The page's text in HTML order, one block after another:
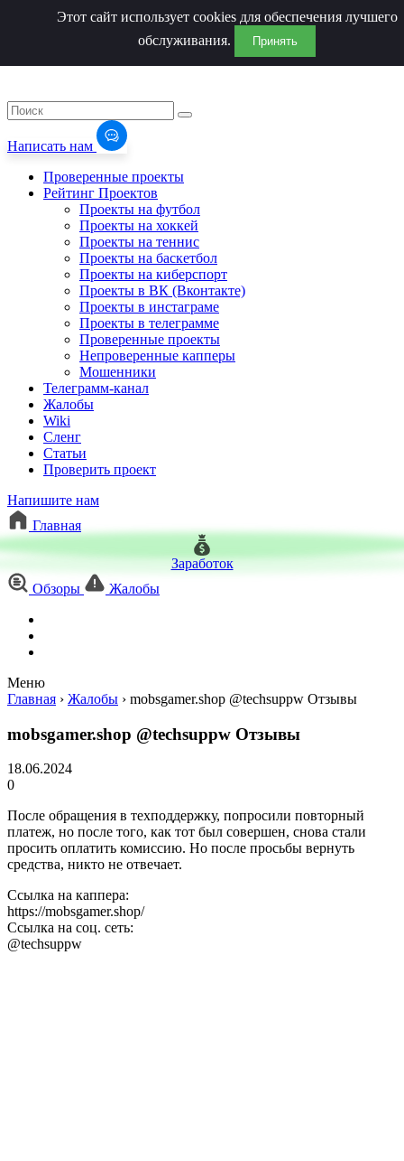
Написать нам
Проверенные проекты
Рейтинг Проектов
Проекты на футбол
Проекты на хоккей
Проекты на теннис
Проекты на баскетбол
Проекты на киберспорт
Проекты в ВК (Вконтакте)
Проекты в инстаграме
Проекты в телеграмме
Проверенные проекты
Непроверенные капперы
Мошенники
Телеграмм-канал
Жалобы
Wiki
Сленг
Статьи
Проверить проект
Напишите нам
Главная
Заработок
Обзоры
Жалобы
Меню
Этот сайт использует cookies для обеспечения лучшего
обслуживания.
Принять
Главная › Жалобы › mobsgamer.shop @techsuppw Отзывы
mobsgamer.shop @techsuppw Отзывы
18.06.2024
0
После обращения в техподдержку, попросили повторный
платеж, но после того, как тот был совершен, снова стали
просить оплатить комиссию. Но после просьбы вернуть
средства, никто не отвечает.
Ссылка на каппера:
https://mobsgamer.shop/
Ссылка на соц. сеть:
@techsuppw